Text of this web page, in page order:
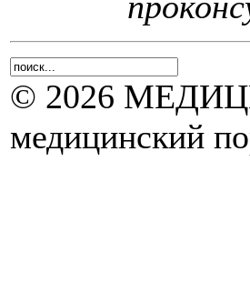
© 2026
медицинский